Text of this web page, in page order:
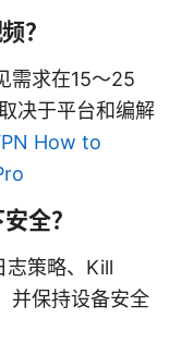
？
需求在15〜25
决于平台和编解
How to
全？
志策略、Kill
并保持设备安全